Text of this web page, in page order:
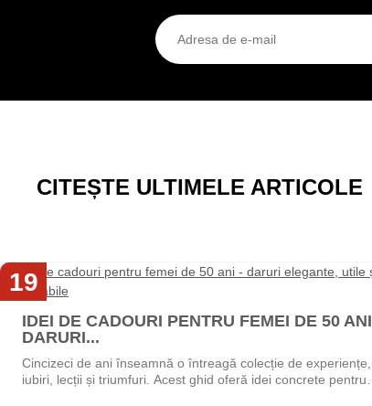
CITEȘTE ULTIMELE ARTICOLE
19
IDEI DE CADOURI PENTRU FEMEI DE 50
DARURI...
Cincizeci de ani înseamnă o întreagă colecție de experiențe,
iubiri, lecții și triumfuri. Acest ghid oferă idei concrete pentru